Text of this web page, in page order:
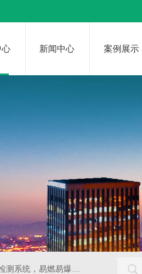
心 新闻中心 案例展示
境检测分析仪器，水质分析仪